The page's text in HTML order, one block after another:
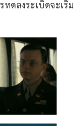
ดลงระเบิดจะเริ่ม